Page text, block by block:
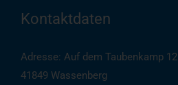
Kontaktdaten
Adresse: Auf dem Taubenkamp 12
41849 Wassenberg